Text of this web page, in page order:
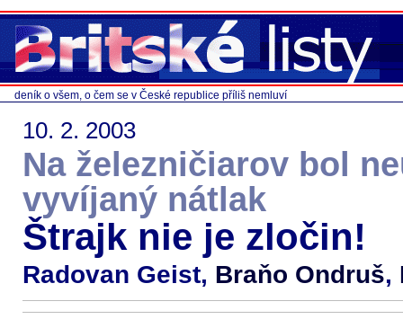
deník o všem, o čem se v České republice příliš nemluví
10. 2. 2003
Na železničiarov bol
vyvíjaný nátlak
Štrajk nie je zločin!
Radovan Geist, Braňo Ondruš,